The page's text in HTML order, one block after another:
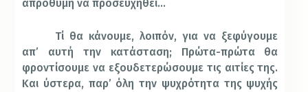
απρόθυμη να προσευχηθεί…
Τί θα κάνουμε, λοιπόν, για να ξεφύγουμε
απ’ αυτή την κατάσταση; Πρώτα-πρώτα θα
φροντίσουμε να εξουδετερώσουμε τις αιτίες της.
Και ύστερα, παρ’ όλη την ψυχρότητα της ψυχής